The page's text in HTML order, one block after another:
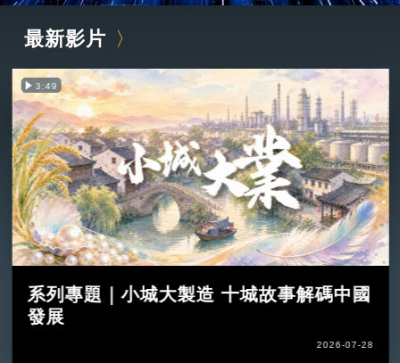
最新影片
3:49
系列專題｜小城大製造 十城故事解碼中國
發展
2026-07-28